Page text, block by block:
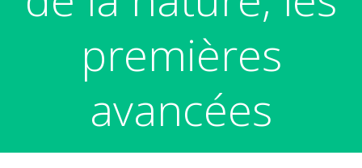
premières
avancées